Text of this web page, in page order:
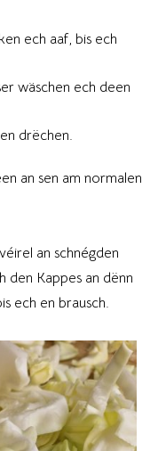
ech aaf, bis ech
wäschen ech deen
drëchen.
an sen am normalen
an schnégden
den Kappes an dënn
ech en brausch.